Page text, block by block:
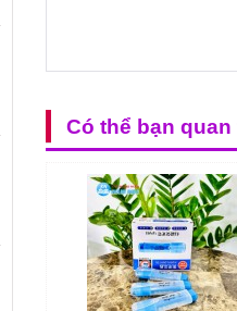
Có thể bạn quan